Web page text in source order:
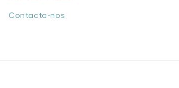
Contacta-nos